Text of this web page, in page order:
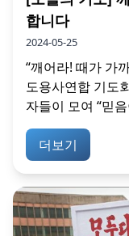
합니다
2024-05-25
“깨어라! 때가 가
도용사연합 기도
자들이 모여 “믿
더보기